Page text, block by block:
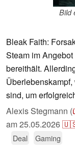
Bild
Bleak Faith:
Steam im
bereithält.
sind, um
Alexis Stegmann (
am25.05.2026
Deal Gaming